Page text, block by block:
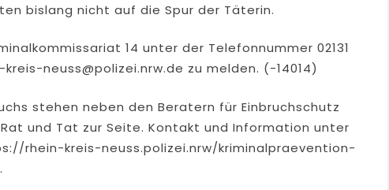
bislang nicht auf die Spur der Täterin.
14 unter der Telefonnummer 02131
neuss@polizei.nrw.de zu melden. (-14014)
stehen neben den Beratern für Einbruchschutz
und Tat zur Seite. Kontakt und Information unter
rhein-kreis-neuss.polizei.nrw/kriminalpraevention-